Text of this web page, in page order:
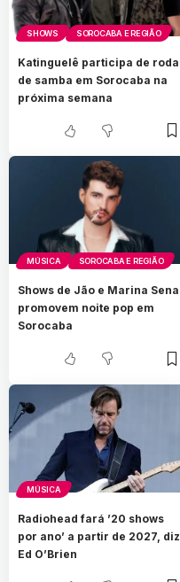
SHOWS SOROCABA E REGIÃO
Katinguelê participa de roda
de samba em Sorocaba na
próxima semana
MÚSICA SOROCABA E REGIÃO
Shows de Jão e Marina Sena
promovem noite pop em
Sorocaba
MÚSICA
Radiohead fará ’20 shows
por ano’ a partir de 2027, diz
Ed O’Brien